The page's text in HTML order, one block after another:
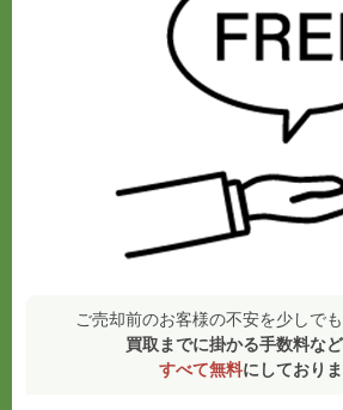
ご売却前のお客様の不安を少しでも
買取までに掛かる手数料な
すべて無料にしておりま